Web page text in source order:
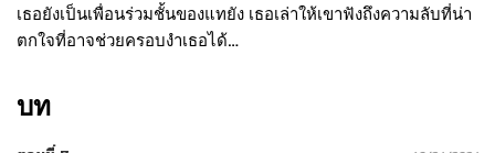
เธอยังเป็นเพื่อนร่วมชั้นของแทยัง เธอเล่าให้เขาฟังถึงความลับที่น่า
ตกใจที่อาจช่วยครอบงำเธอได้…
บท